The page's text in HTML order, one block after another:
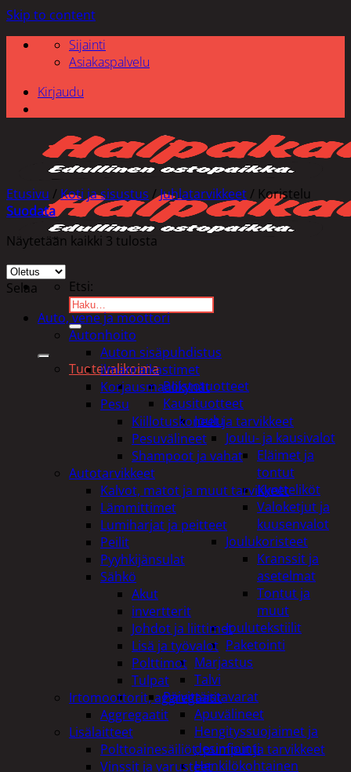
Skip to content
Sijainti
Asiakaspalvelu
Kirjaudu
Etsi:
Tuotevalikoima
Poistotuotteet
Kausituotteet
Joulu
Joulu- ja kausivalot
Eläimet ja
tontut
Kyntteliköt
Valoketjut ja
kuusenvalot
Joulukoristeet
Kranssit ja
asetelmat
Tontut ja
muut
Joulutekstiilit
Paketointi
Marjastus
Talvi
Päivittäistavarat
Apuvälineet
Hengityssuojaimet ja
desinfiointi
Henkilökohtainen
Etusivu / Koti ja sisustus /Juhlatarvikkeet / Koristelu
Suodata
Näytetään kaikki 3 tulosta
Selaa
Auto, vene ja moottori
Autonhoito
Auton sisäpuhdistus
ilmanraikastimet
Korjausmaalikynät
Pesu
Kiillotuskoneet ja tarvikkeet
Pesuvälineet
Shampoot ja vahat
Autotarvikkeet
Kalvot, matot ja muut tarvikkeet
Lämmittimet
Lumiharjat ja peitteet
Peilit
Pyyhkijänsulat
Sähkö
Akut
invertterit
Johdot ja liittimet
Lisä ja työvalot
Polttimot
Tulpat
Irtomoottorit, aggregaatit
Aggregaatit
Lisälaitteet
Polttoainesäiliöt, pumput ja tarvikkeet
Vinssit ja varusteet